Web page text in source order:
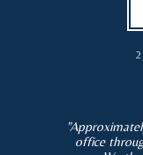
office